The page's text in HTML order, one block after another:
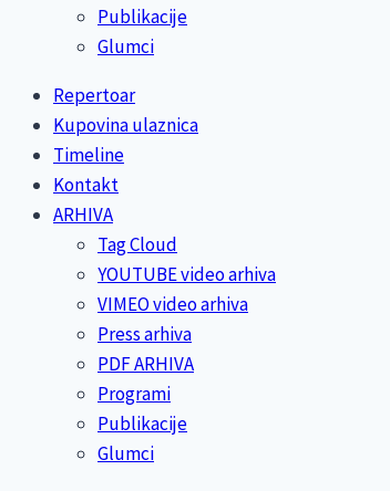
Publikacije
Glumci
Repertoar
Kupovina ulaznica
Timeline
Kontakt
ARHIVA
Tag Cloud
YOUTUBE video arhiva
VIMEO video arhiva
Press arhiva
PDF ARHIVA
Programi
Publikacije
Glumci